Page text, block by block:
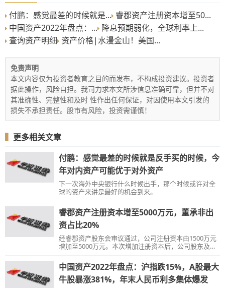
付鹏：感觉最差的时候就是... 睿郡资产注册资本增至50...
中国资产2022年盘点：... 降息预期弱化，全球利率上...
查询资产明细 资产价格|水漫金山！美国...
免责声明
本文内容仅为投资者教育之目的而发布，不构成投资建议。投资者
据此操作，风险自担。我司力求本文所涉信息准确可靠，但并不对
其准确性、完整性和及时 性作出任何保证，对因使用本文引发的
损失不承担责任。股市有风险，投资需谨慎！
更多相关文章
付鹏：感觉最差的时候就是反手买的时候，今
年对内资产可能优于对外资产
下一次海外中央银行什么时候出手，那个时候或许对全
球的资产来讲是最好的机会到来。
睿郡资产注册资本增至5000万元，董承非出
资占比20%
经睿郡资产股东会审议通过，公司注册资本由1500万元
增加至5000万元。本次增加注册资本后，公司股东及股
中国资产2022年盘点：沪指跌15%，A股最大
牛股暴涨381%，年末人民币利多集体爆发